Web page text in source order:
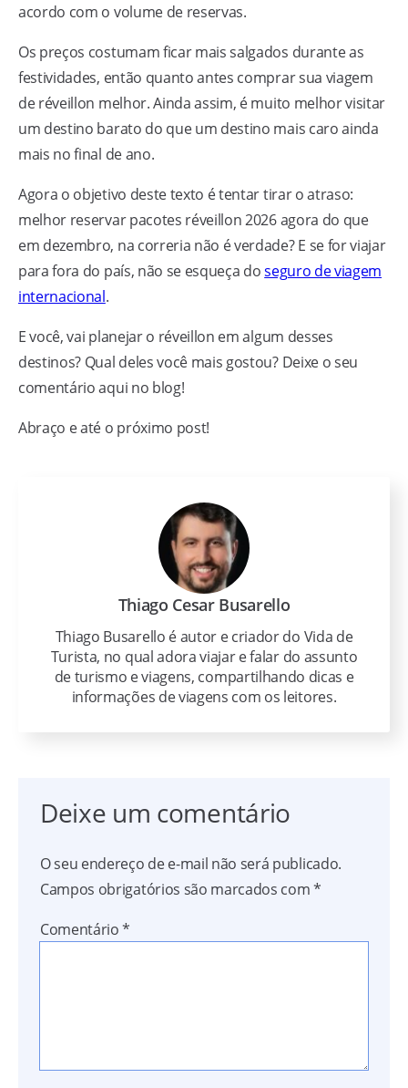
acordo com o volume de reservas.
Os preços costumam ficar mais salgados durante as
festividades, então quanto antes comprar sua viagem
de réveillon melhor. Ainda assim, é muito melhor visitar
um destino barato do que um destino mais caro ainda
mais no final de ano.
Agora o objetivo deste texto é tentar tirar o atraso:
melhor reservar pacotes réveillon 2026 agora do que
em dezembro, na correria não é verdade? E se for viajar
para fora do país, não se esqueça doseguro de viagem
internacional.
E você, vai planejar o réveillon em algum desses
destinos? Qual deles você mais gostou? Deixe o seu
comentário aqui no blog!
Abraço e até o próximo post!
Thiago Cesar Busarello
Thiago Busarello é autor e criador do Vida de
Turista, no qual adora viajar e falar do assunto
de turismo e viagens, compartilhando dicas e
informações de viagens com os leitores.
Deixe um comentário
O seu endereço de e-mail não será publicado.
Campos obrigatórios são marcados com*
Comentário*